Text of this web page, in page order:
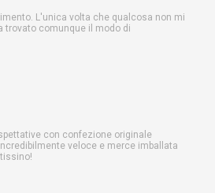
L'unica volta che qualcosa non mi
trovato comunque il modo di
con confezione originale
veloce e merce imballata